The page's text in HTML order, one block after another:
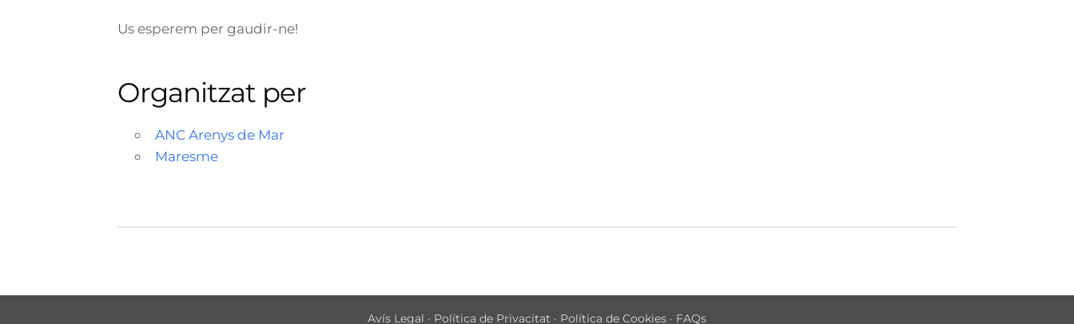
Us esperem per gaudir-ne!
Organitzat per
ANC Arenys de Mar
Maresme
Avís Legal · Política de Privacitat · Política de Cookies · FAQs